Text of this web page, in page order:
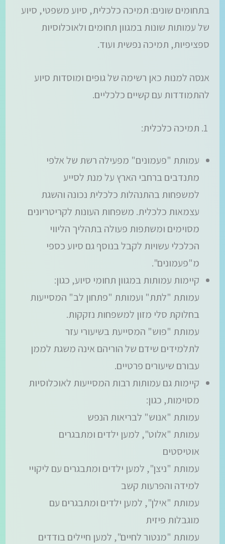
בתחומים שונים: תמיכה כלכלית, סיוע משפטי, סיוע
של עמותות שונות במגוון תחומים ולאוכלוסיות
ספציפיות, תמיכה נפשית ועוד.
אנסה למנות כאן רשימה של גופים ומוסדות סיוע
להתמודדות עם קשיים כלכליים.
תמיכה כלכלית:
עמותת "פעמונים" מפעילה רשת של אלפי
מתנדבים ברחבי הארץ על מנת לסייע
למשפחות בהתנהלות כלכלית נכונה והשגת
עצמאות כלכלית. משפחות העונות לקריטריונים
מסוימים ומשתפות פעולה בתהליך הליווי
הכלכלי עשויות לקבל בנוסף גם סיוע כספי
מ"פעמונים".
קיימות עמותות במגוון תחומי סיוע, כגון:
עמותת "לתת" ועמותת "פתחון לב" המסייעות
בחלוקת סלי מזון למשפחות נזקקות.
עמותת "פוש" המסייעת בשיעורי עזר
לתלמידים שידם של הוריהם אינה משגת לממן
עבורם שיעורים פרטיים.
קיימות גם עמותות רבות המסייעות לאוכלוסיות
מסוימות, כגון:
עמותת "אנוש" לבריאות הנפש
עמותת "אלוט", למען ילדים ומתבגרים
אוטיסטים
עמותת "ניצן", למען ילדים ומתבגרים עם ליקויי
למידה והפרעות קשב
עמותת "אילן", למען ילדים ומתבגרים עם
מוגבלות פיזית
עמותת "מנטור לחיים", למען חיילים בודדים